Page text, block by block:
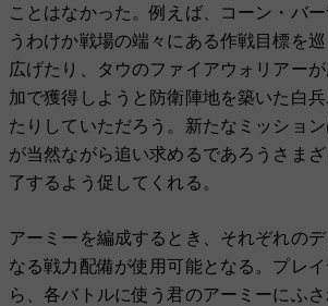
ことはなかった。例えば、コーン・バ
うわけか戦場の端々にある作戦目標を
広げたり、タウのファイアウォリアー
加で獲得しようと防衛陣地を築いた︎白
たりしていただろう。新たなミッショ
が当然ながら追い求めるであろうさま
了するよう促してくれる。
アーミーを編成するとき、それぞれの
なる戦力配備が使用可能となる。プレ
ら、各バトルに使う君のアーミーにふ